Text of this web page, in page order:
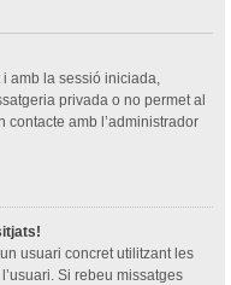
amb la sessió iniciada,
privada o no permet al
contacte amb l’administrador
usuari concret utilitzant les
Si rebeu missatges